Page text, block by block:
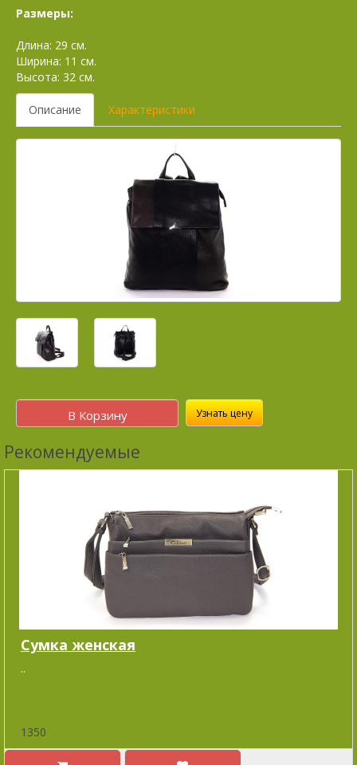
Размеры:
Длина: 29 см.
Ширина: 11 см.
Высота: 32 см.
Описание Характеристики
В Корзину Узнать цену
Рекомендуемые
Сумка женская
..
1350